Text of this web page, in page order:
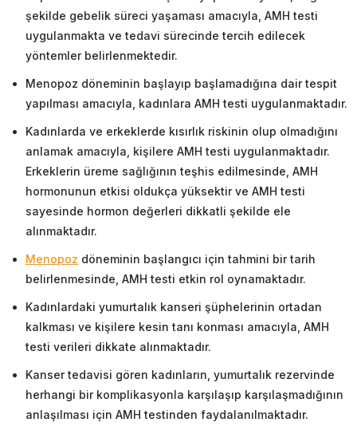
şekilde gebelik süreci yaşaması amacıyla, AMH testi
uygulanmakta ve tedavi sürecinde tercih edilecek
yöntemler belirlenmektedir.
Menopoz döneminin başlayıp başlamadığına dair tespit
yapılması amacıyla, kadınlara AMH testi uygulanmaktadır.
Kadınlarda ve erkeklerde kısırlık riskinin olup olmadığını
anlamak amacıyla, kişilere AMH testi uygulanmaktadır.
Erkeklerin üreme sağlığının teşhis edilmesinde, AMH
hormonunun etkisi oldukça yüksektir ve AMH testi
sayesinde hormon değerleri dikkatli şekilde ele
alınmaktadır.
Menopoz döneminin başlangıcı için tahmini bir tarih
belirlenmesinde, AMH testi etkin rol oynamaktadır.
Kadınlardaki yumurtalık kanseri şüphelerinin ortadan
kalkması ve kişilere kesin tanı konması amacıyla, AMH
testi verileri dikkate alınmaktadır.
Kanser tedavisi gören kadınların, yumurtalık rezervinde
herhangi bir komplikasyonla karşılaşıp karşılaşmadığının
anlaşılması için AMH testinden faydalanılmaktadır.